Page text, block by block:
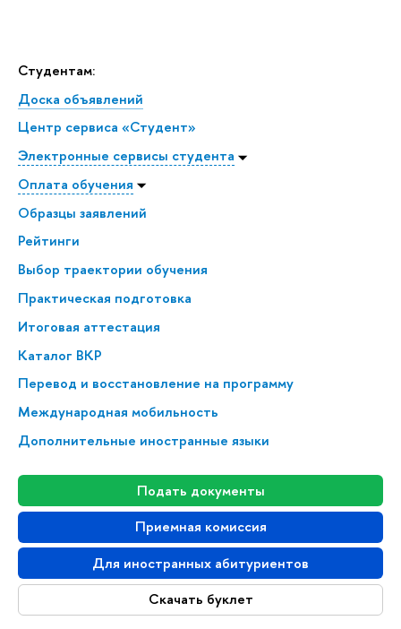
Студентам:
Доска объявлений
Центр сервиса «Студент»
Электронные сервисы студента
Оплата обучения
Образцы заявлений
Рейтинги
Выбор траектории обучения
Практическая подготовка
Итоговая аттестация
Каталог ВКР
Перевод и восстановление на программу
Международная мобильность
Дополнительные иностранные языки
Подать документы
Приемная комиссия
Для иностранных абитуриентов
Скачать буклет